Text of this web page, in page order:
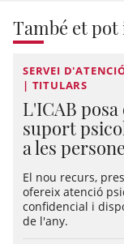
També et
SERVEI
| TITULARS
L'ICAB
suport
a les
El nou recurs,
ofereix atenció
confidencial i
de l'any.